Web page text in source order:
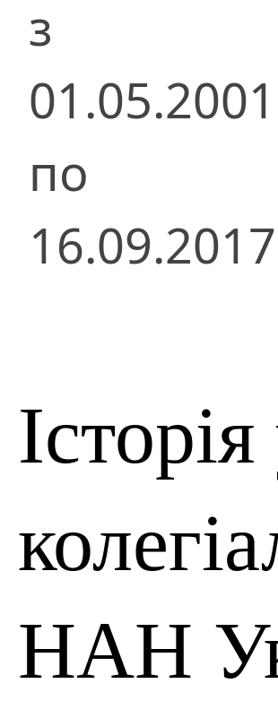
з
01.05.2001
по
16.09.2017
НАН